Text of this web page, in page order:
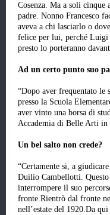
Cosenza. Ma a soli cinque
padre. Nonno Francesco
aveva a chi lasciarlo o
felice per lui, perché Luigi
presto lo porteranno
Ad un certo punto suo
“Dopo aver frequentato le
presso la Scuola
aver vinto una borsa di
Accademia di Belle Arti in
Un bel salto non crede?
“Certamente si, a
Duilio Cambellotti.
interrompere il suo
fronte.Rientrò dal fronte
nell’estate del 1920.Da